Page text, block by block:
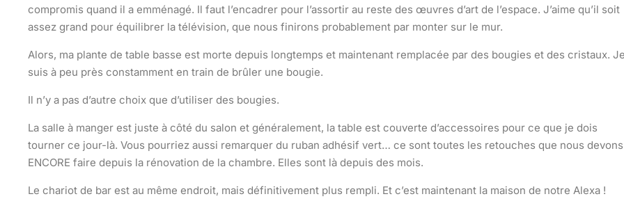
compromis quand il a emménagé. Il faut l’encadrer pour l’assortir au reste des œuvres d’art de l’espace. J’aime qu’il soit
assez grand pour équilibrer la télévision, que nous finirons probablement par monter sur le mur.
Alors, ma plante de table basse est morte depuis longtemps et maintenant remplacée par des bougies et des cristaux.
suis à peu près constamment en train de brûler une bougie.
Il n’y a pas d’autre choix que d’utiliser des bougies.
La salle à manger est juste à côté du salon et généralement, la table est couverte d’accessoires pour ce que je dois
tourner ce jour-là. Vous pourriez aussi remarquer du ruban adhésif vert… ce sont toutes les retouches que nous devons
ENCORE faire depuis la rénovation de la chambre. Elles sont là depuis des mois.
Le chariot de bar est au même endroit, mais définitivement plus rempli. Et c’est maintenant la maison de notre Alexa !